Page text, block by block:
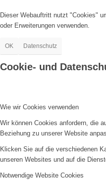
Dieser Webauftritt nutzt "Cookies"
oder Erweiterungen verwenden.
OK Datenschutz
Cookie- und
Wie wir Cookies verwenden
Wir können Cookies anfordern, die
Beziehung zu unserer Website
Klicken Sie auf die verschiedenen
unseren Websites und auf die
Notwendige Website Cookies